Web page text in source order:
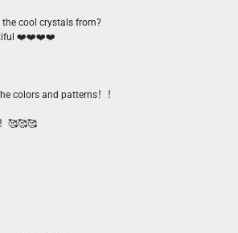
cool crystals from?
❤️❤️❤️❤️
colors and patterns！！
🥰🥰🥰